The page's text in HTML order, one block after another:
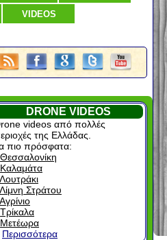
VIDEOS
DRONE VIDEOS
videos από πολλές
της Ελλάδας.
πιο πρόσφατα:
Θεσσαλονίκη
Καλαμάτα
Λουτράκι
Λίμνη Στράτου
Αγρίνιο
Τρίκαλα
Μετέωρα
Περισσότερα